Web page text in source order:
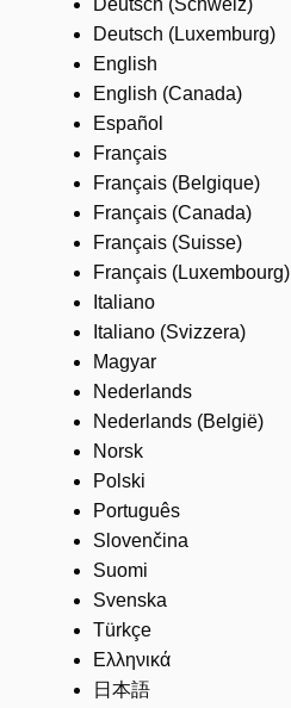
Deutsch (Schweiz)
Deutsch (Luxemburg)
English
English (Canada)
Español
Français
Français (Belgique)
Français (Canada)
Français (Suisse)
Français (Luxembourg)
Italiano
Italiano (Svizzera)
Magyar
Nederlands
Nederlands (België)
Norsk
Polski
Português
Slovenčina
Suomi
Svenska
Türkçe
Ελληνικά
日本語